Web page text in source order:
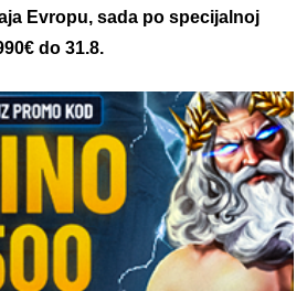
Evropu, sada po specijalnoj
do 31.8.